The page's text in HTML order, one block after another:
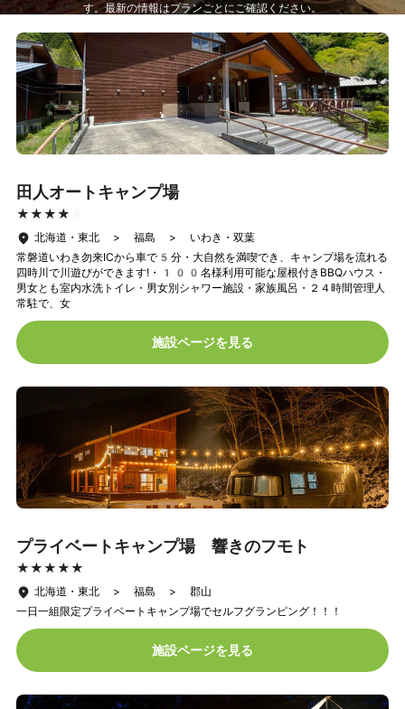
す。最新の情報はプランごとにご確認ください。
田人オートキャンプ場
★★★★★
★★★★★
北海道・東北 > 福島 > いわき・双葉
常磐道いわき勿来ICから車で5分・大自然を満喫でき、キャンプ場を流れる
四時川で川遊びができます!・100名様利用可能な屋根付きBBQハウス・
男女とも室内水洗トイレ・男女別シャワー施設・家族風呂・２４時間管理人
常駐で、女
施設ページを見る
プライベートキャンプ場 響きのフモト
★★★★★
★★★★★
北海道・東北 > 福島 > 郡山
一日一組限定プライベートキャンプ場でセルフグランピング！！！
施設ページを見る